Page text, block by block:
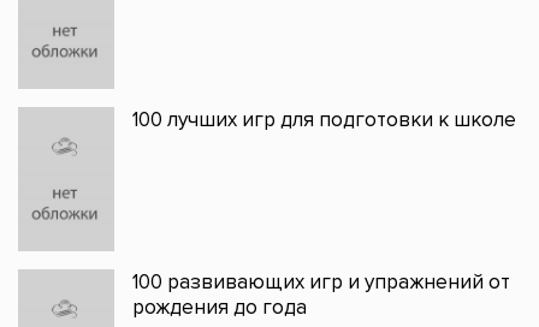
100 лучших игр для подготовки к школе
100 развивающих игр и упражнений от
рождения до года